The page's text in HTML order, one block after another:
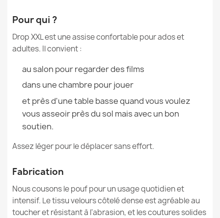
155,90 €
Pouf avec Dossier XXL Drop - Tissu Imprimé Premium
174,90 €
Pouf avec Dossier XXL Drop - Outdoor Pro d'extérieur
Jardin Imperméable
147,90 €
Garantie Matériau
Remplissage (l) 380 L (Env.)
Références spécifiques
EAN13
5907500884961
MPN 829
Pour qui ?
Drop XXL est une assise confortable pour ados et
adultes. Il convient :
au salon pour regarder des films
dans une chambre pour jouer
et près d'une table basse quand vous voulez
vous asseoir près du sol mais avec un bon
soutien.
Assez léger pour le déplacer sans effort.
Fabrication
Nous cousons le pouf pour un usage quotidien et
intensif. Le tissu velours côtelé dense est agréable au
toucher et résistant à l'abrasion, et les coutures solides